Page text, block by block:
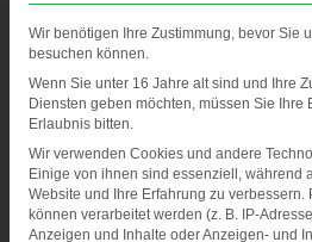
GEPRÜFTE UND
STANDARDS
Wir benötigen Ihre Zustimmung, bevor Sie
besuchen können.
Wenn Sie unter 16 Jahre alt sind und Ihre
Diensten geben möchten, müssen Sie Ihre
Erlaubnis bitten.
Wir verwenden Cookies und andere
Einige von ihnen sind essenziell, während
Website und Ihre Erfahrung zu verbessern.
können verarbeitet werden (z. B. IP-
Anzeigen und Inhalte oder Anzeigen- und